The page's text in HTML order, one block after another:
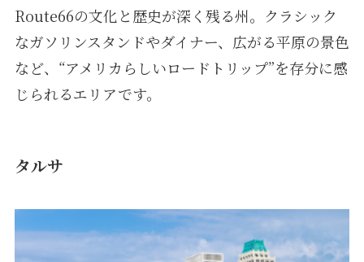
Route66の文化と歴史が深く残る州。クラシック
なガソリンスタンドやダイナー、広がる平原の景色
など、“アメリカらしいロードトリップ”を存分に感
じられるエリアです。
タルサ